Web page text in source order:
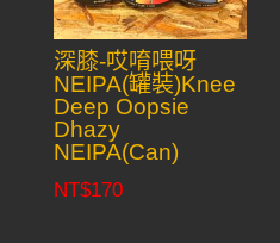
深膝-哎唷喂呀
NEIPA(罐裝)Knee
Deep Oopsie
Dhazy
NEIPA(Can)
NT$170